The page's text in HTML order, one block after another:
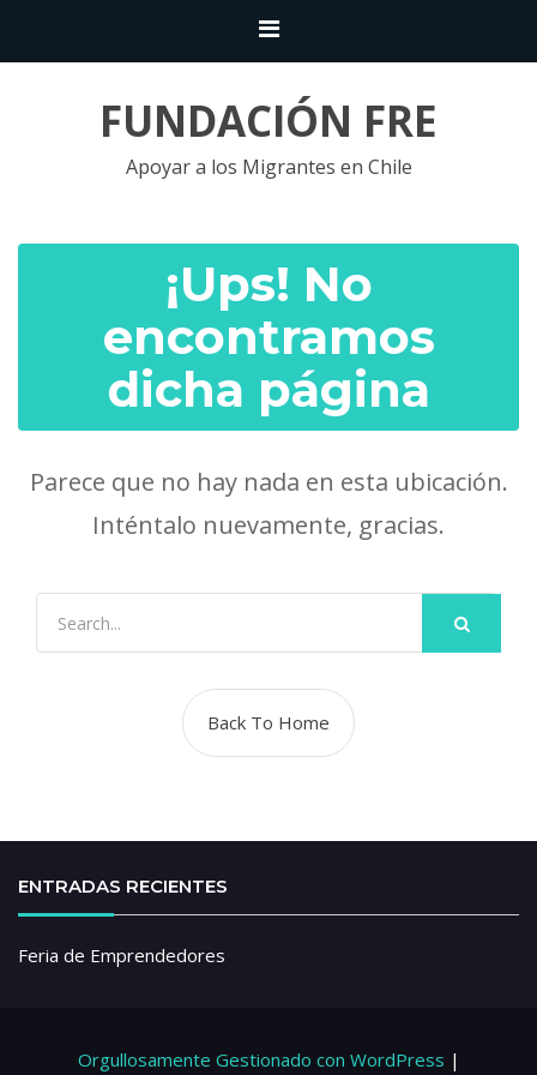
FUNDACIÓN FRE
Apoyar a los Migrantes en Chile
¡Ups! No
encontramos
dicha página
Parece que no hay nada en esta ubicación.
Inténtalo nuevamente, gracias.
Back To Home
ENTRADAS RECIENTES
Feria de Emprendedores
Orgullosamente Gestionado con WordPress |